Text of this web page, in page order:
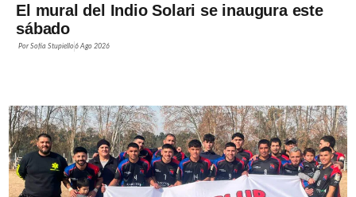
El mural del Indio Solari se inaugura este
sábado
PorSofía Stupiello6 Ago 2026